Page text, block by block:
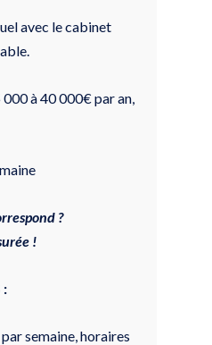
avec le cabinet
000 à 40 000€ par an,
?
!
:
semaine, horaires